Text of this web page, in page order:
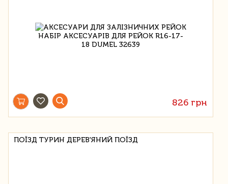
826 грн
ПОЇЗД ТУРИН ДЕРЕВ'ЯНИЙ ПОЇЗД